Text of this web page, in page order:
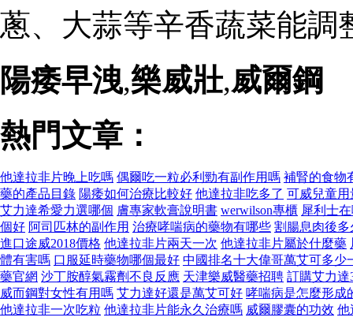
蔥、大蒜等辛香蔬菜能調
陽痿早洩,樂威壯,威爾鋼
熱門文章：
他達拉非片晚上吃嗎 偶爾吃一粒必利勁有副作用嗎 補腎的食物
藥的產品目錄 陽痿如何治療比較好 他達拉非吃多了 可威兒童用
艾力達希愛力選哪個 膚專家軟膏說明書 werwilson專櫃 犀利士
個好 阿司匹林的副作用 治療哮喘病的藥物有哪些 割腸息肉後
進口途威2018價格 他達拉非片兩天一次 他達拉非片屬於什麼藥
體有害嗎 口服延時藥物哪個最好 中國排名十大偉哥萬艾可多少
藥官網 沙丁胺醇氣霧劑不良反應 天津樂威醫藥招聘 訂購艾力達
威而鋼對女性有用嗎 艾力達好還是萬艾可好 哮喘病是怎麼形成
他達拉非一次吃粒 他達拉非片能永久治療嗎 威爾膠囊的功效 他